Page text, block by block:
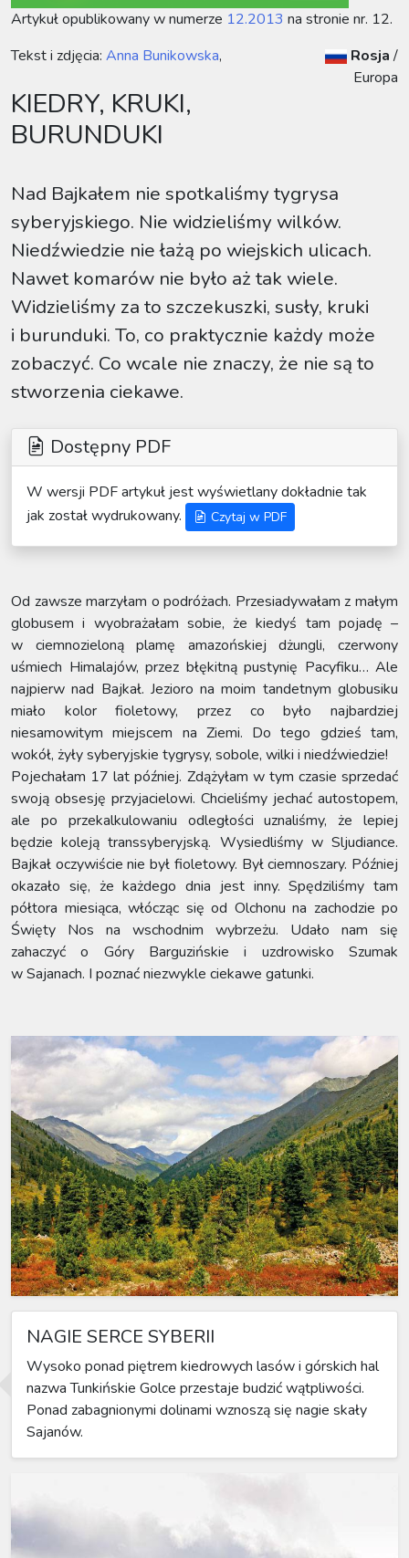
Artykuł opublikowany w numerze 12.2013 na stronie nr. 12.
Tekst i zdjęcia: Anna Bunikowska,
KIEDRY, KRUKI,
BURUNDUKI
Rosja /
Europa
Nad Bajkałem nie spotkaliśmy tygrysa
syberyjskiego. Nie widzieliśmy wilków.
Niedźwiedzie nie łażą po wiejskich ulicach.
Nawet komarów nie było aż tak wiele.
Widzieliśmy za to szczekuszki, susły, kruki
i burunduki. To, co praktycznie każdy może
zobaczyć. Co wcale nie znaczy, że nie są to
stworzenia ciekawe.
Dostępny PDF
W wersji PDF artykuł jest wyświetlany dokładnie tak
jak został wydrukowany.
Czytaj w PDF
Od zawsze marzyłam o podróżach. Przesiadywałam z małym
globusem i wyobrażałam sobie, że kiedyś tam pojadę –
w ciemnozieloną plamę amazońskiej dżungli, czerwony
uśmiech Himalajów, przez błękitną pustynię Pacyfiku… Ale
najpierw nad Bajkał. Jezioro na moim tandetnym globusiku
miało kolor fioletowy, przez co było najbardziej
niesamowitym miejscem na Ziemi. Do tego gdzieś tam,
wokół, żyły syberyjskie tygrysy, sobole, wilki i niedźwiedzie!
Pojechałam 17 lat później. Zdążyłam w tym czasie sprzedać
swoją obsesję przyjacielowi. Chcieliśmy jechać autostopem,
ale po przekalkulowaniu odległości uznaliśmy, że lepiej
będzie koleją transsyberyjską. Wysiedliśmy w Sljudiance.
Bajkał oczywiście nie był fioletowy. Był ciemnoszary. Później
okazało się, że każdego dnia jest inny. Spędziliśmy tam
półtora miesiąca, włócząc się od Olchonu na zachodzie po
Święty Nos na wschodnim wybrzeżu. Udało nam się
zahaczyć o Góry Barguzińskie i uzdrowisko Szumak
w Sajanach. I poznać niezwykle ciekawe gatunki.
NAGIE SERCE SYBERII
Wysoko ponad piętrem kiedrowych lasów i górskich hal
nazwa Tunkińskie Golce przestaje budzić wątpliwości.
Ponad zabagnionymi dolinami wznoszą się nagie skały
Sajanów.